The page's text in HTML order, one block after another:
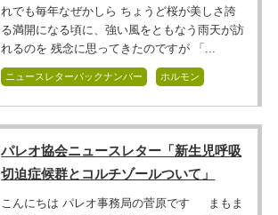
れでも毎年なぜかしら ちょうど桜が美しさ誇
る満開になる頃に、強い風をともなう雨天が訪
れるのを 残念に思ってきたのですが 「...
ニュースレターバックナンバー ホルモン
パレオ協会ニュースレター「新生児呼吸
切迫症候群とコルチゾールついて」
こんにちは パレオ事務局の菅原です まもま